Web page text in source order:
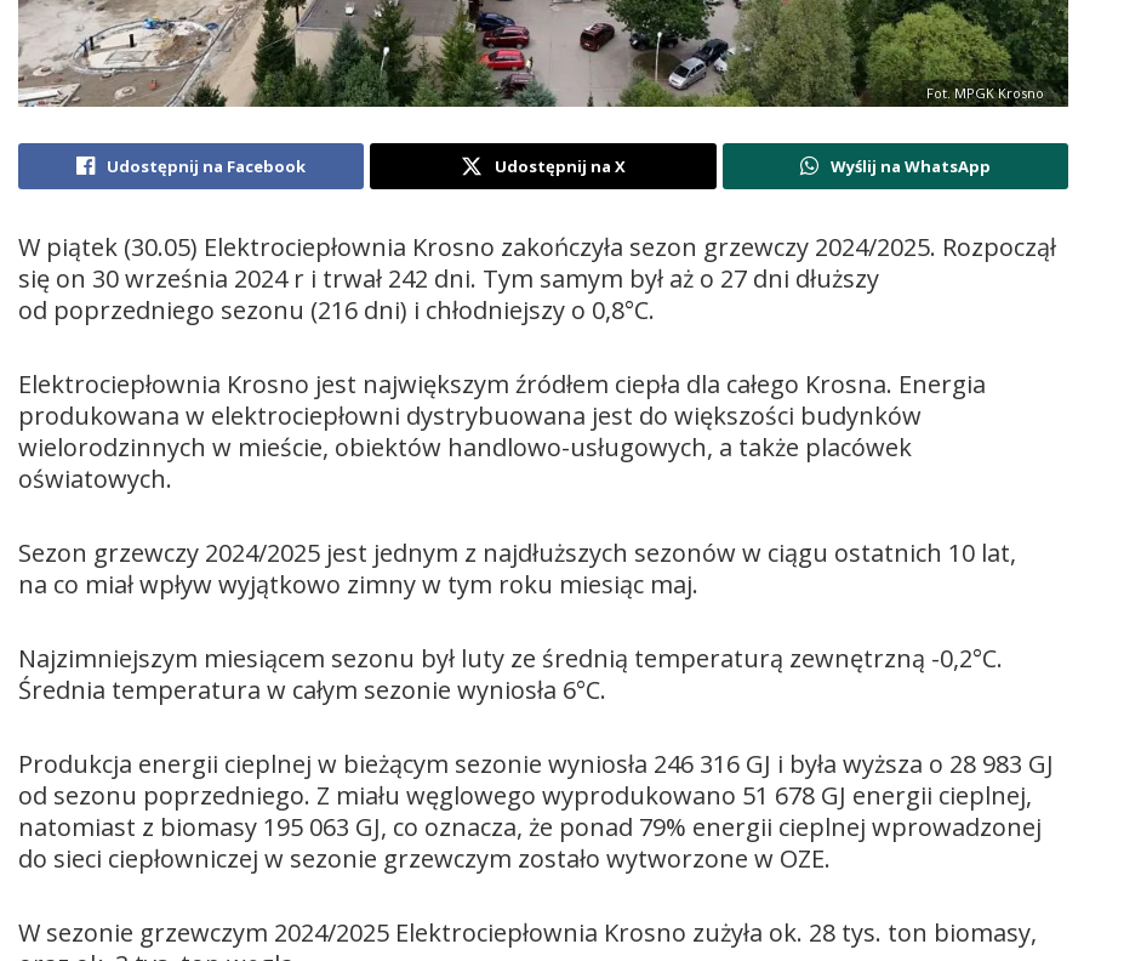
Fot. MPGK Krosno
Udostępnij na Facebook Udostępnij na X Wyślij na WhatsApp
W piątek (30.05) Elektrociepłownia Krosno zakończyła sezon grzewczy 2024/2025. Rozpoczął
się on 30 września 2024 r i trwał 242 dni. Tym samym był aż o 27 dni dłuższy
od poprzedniego sezonu (216 dni) i chłodniejszy o 0,8°C.
Elektrociepłownia Krosno jest największym źródłem ciepła dla całego Krosna. Energia
produkowana w elektrociepłowni dystrybuowana jest do większości budynków
wielorodzinnych w mieście, obiektów handlowo-usługowych, a także placówek
oświatowych.
Sezon grzewczy 2024/2025 jest jednym z najdłuższych sezonów w ciągu ostatnich 10 lat,
na co miał wpływ wyjątkowo zimny w tym roku miesiąc maj.
Najzimniejszym miesiącem sezonu był luty ze średnią temperaturą zewnętrzną -0,2°C.
Średnia temperatura w całym sezonie wyniosła 6°C.
Produkcja energii cieplnej w bieżącym sezonie wyniosła 246 316 GJ i była wyższa o 28 983 GJ
od sezonu poprzedniego. Z miału węglowego wyprodukowano 51 678 GJ energii cieplnej,
natomiast z biomasy 195 063 GJ, co oznacza, że ponad 79% energii cieplnej wprowadzonej
do sieci ciepłowniczej w sezonie grzewczym zostało wytworzone w OZE.
W sezonie grzewczym 2024/2025 Elektrociepłownia Krosno zużyła ok. 28 tys. ton biomasy,